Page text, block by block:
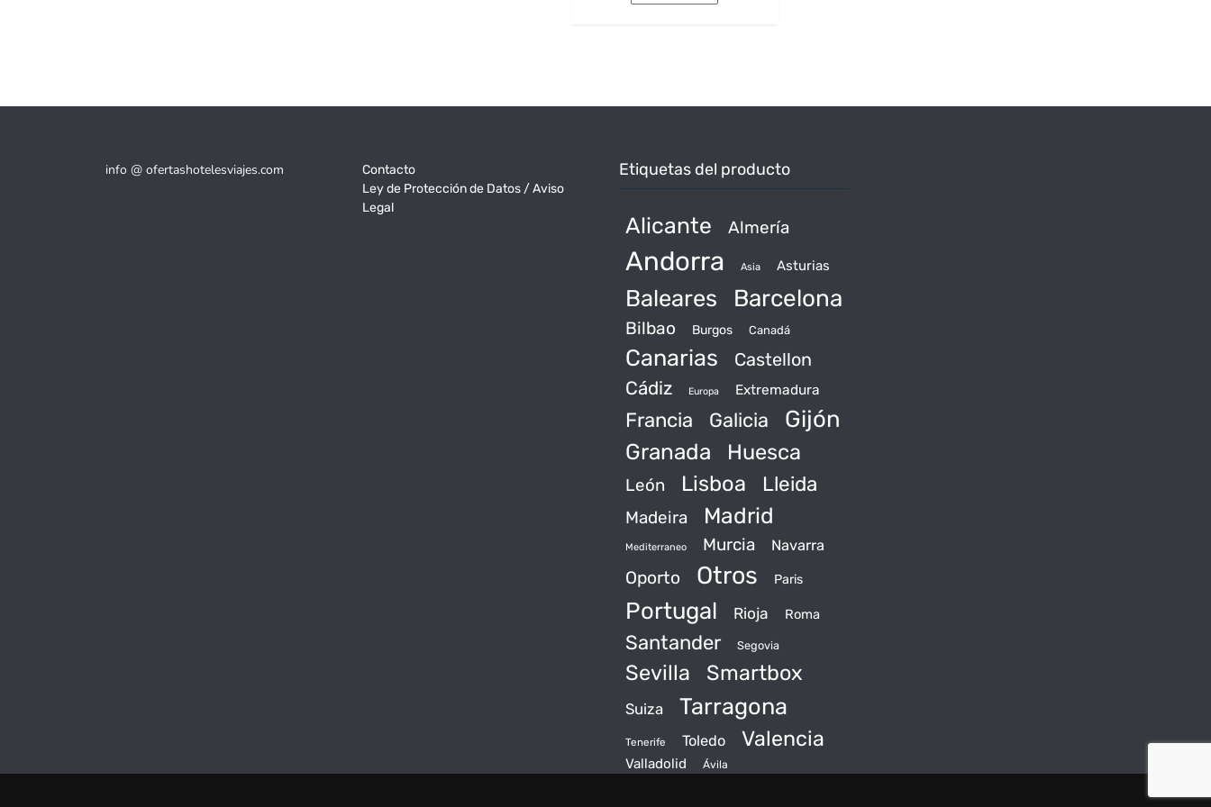
info @ ofertashotelesviajes.com
Contacto
Ley de Protección de Datos / Aviso
Legal
Etiquetas del producto
Alicante Almería
Andorra Asia Asturias
Baleares Barcelona
Bilbao Burgos Canadá
Canarias
Castellon
Cádiz
Europa Extremadura
Francia Galicia Gijón
Granada Huesca
León Lisboa Lleida
Madeira Madrid
Mediterraneo Murcia Navarra
Oporto Otros Paris
Portugal Rioja Roma
Santander Segovia
Sevilla Smartbox
Suiza Tarragona
Tenerife Toledo Valencia
Valladolid Ávila